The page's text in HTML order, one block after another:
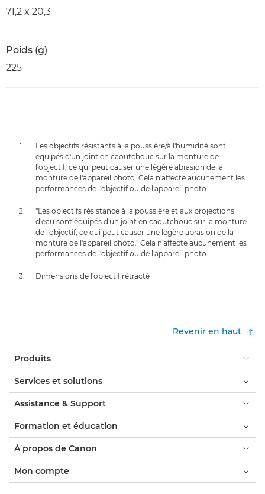
71,2 x 20,3
Poids (g)
225
Les objectifs résistants à la poussière/à l'humidité sont
équipés d'un joint en caoutchouc sur la monture de
l'objectif, ce qui peut causer une légère abrasion de la
monture de l'appareil photo. Cela n'affecte aucunement les
performances de l'objectif ou de l'appareil photo.
"Les objectifs résistance à la poussière et aux projections
d'eau sont équipés d'un joint en caoutchouc sur la monture
de l'objectif, ce qui peut causer une légère abrasion de la
monture de l'appareil photo." Cela n'affecte aucunement les
performances de l'objectif ou de l'appareil photo.
Dimensions de l'objectif rétracté
Revenir en haut
Produits
Services et solutions
Assistance & Support
Formation et éducation
À propos de Canon
Mon compte